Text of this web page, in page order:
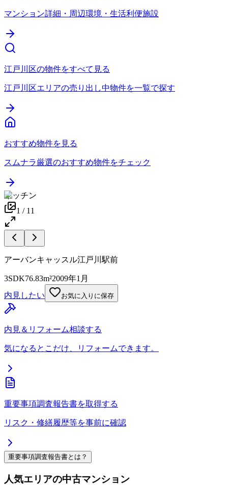
マンション詳細・周辺環境・生活利便施設
江戸川区の物件をすべて見る
江戸川区エリアの売り出し中物件を一覧で探す
おすすめ物件を見る
スムナラ厳選のおすすめ物件をチェック
キッチン
1 / 11
アーバンキャッスル江戸川駅前
3SDK76.83m²2009年1月
内見したい
お気に入りに保存
内見＆リフォーム相談する
気になるとこだけ、リフォームできます。
重要事項調査報告書を取得する
リスク・修繕履歴等を事前に確認
重要事項調査報告書とは？
人気エリアの中古マンション